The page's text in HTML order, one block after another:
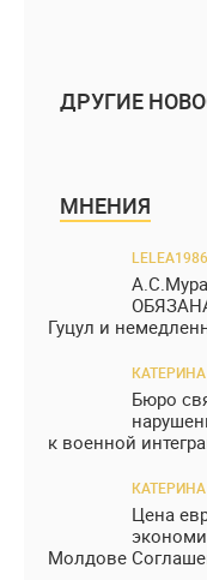
ДРУГИЕ
МНЕНИЯ
LELEA1986
Гуцул и
Бюро
к военной
Цена
Молдове